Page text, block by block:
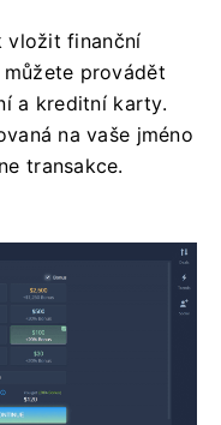
vložit finanční
provádět
a kreditní karty.
na vaše jméno
transakce.